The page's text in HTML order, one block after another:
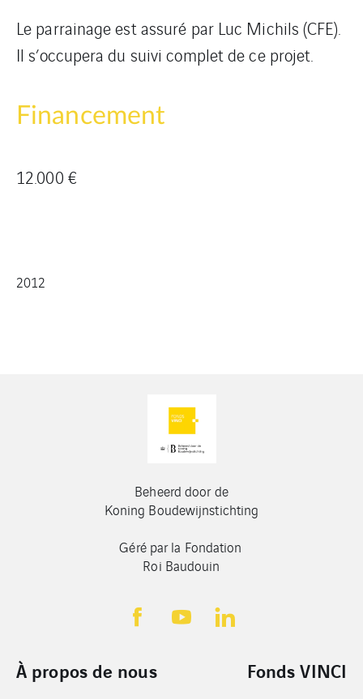
Le parrainage est assuré par Luc Michils (CFE).
Il s’occupera du suivi complet de ce projet.
Financement
12.000 €
2012
Beheerd door de
Koning Boudewijnstichting
Géré par la Fondation
Roi Baudouin
À propos de nous Fonds VINCI